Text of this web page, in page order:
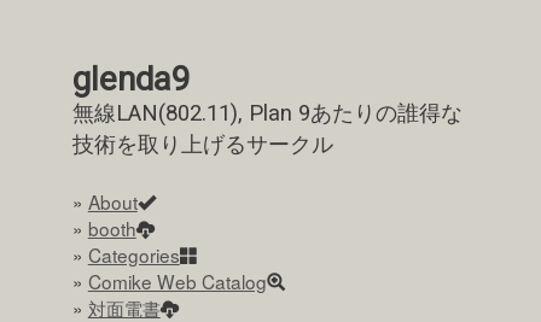
glenda9
無線LAN(802.11), Plan 9あたりの誰得な
技術を取り上げるサークル
» About
» booth
» Categories
» Comike Web Catalog
» 対面電書